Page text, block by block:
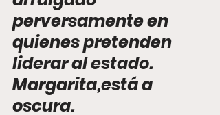
perversamente en
quienes pretenden
liderar al estado.
Margarita,está a
oscura.